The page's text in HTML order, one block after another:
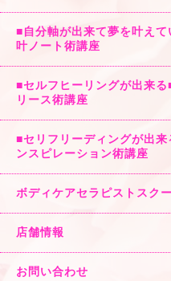
■自分軸が出来て夢を叶え
叶ノート術講座
■セルフヒーリングが出来
リース術講座
■セリフリーディングが出
ンスピレーション術講座
ボディケアセラピストスク
店舗情報
お問い合わせ